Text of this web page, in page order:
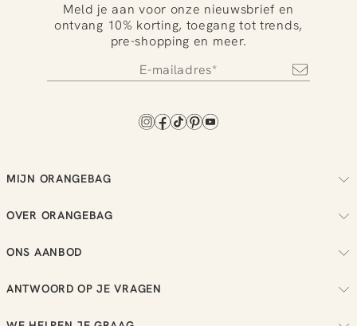
Meld je aan voor onze nieuwsbrief en
ontvang 10% korting, toegang tot trends,
pre-shopping en meer.
MIJN ORANGEBAG
Regel je retouren
OVER ORANGEBAG
Duurzaamheid
ONS AANBOD
ANTWOORD OP JE VRAGEN